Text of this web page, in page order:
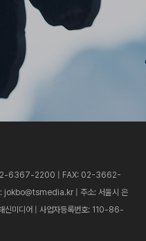
: 02-6367-2200 | FAX: 02-3662-
jokbo@tsmedia.kr | 주소: 서울시 은
신미디어 | 사업자등록번호: 110-86-